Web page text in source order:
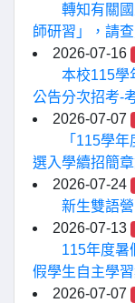
轉知有關
師研習」，請查
2026-07-16
本校115學
公告分次招考-
2026-07-07
「115學
選入學續招簡
2026-07-24
新生雙語
2026-07-13
115年度暑
假學生自主學
2026-07-07